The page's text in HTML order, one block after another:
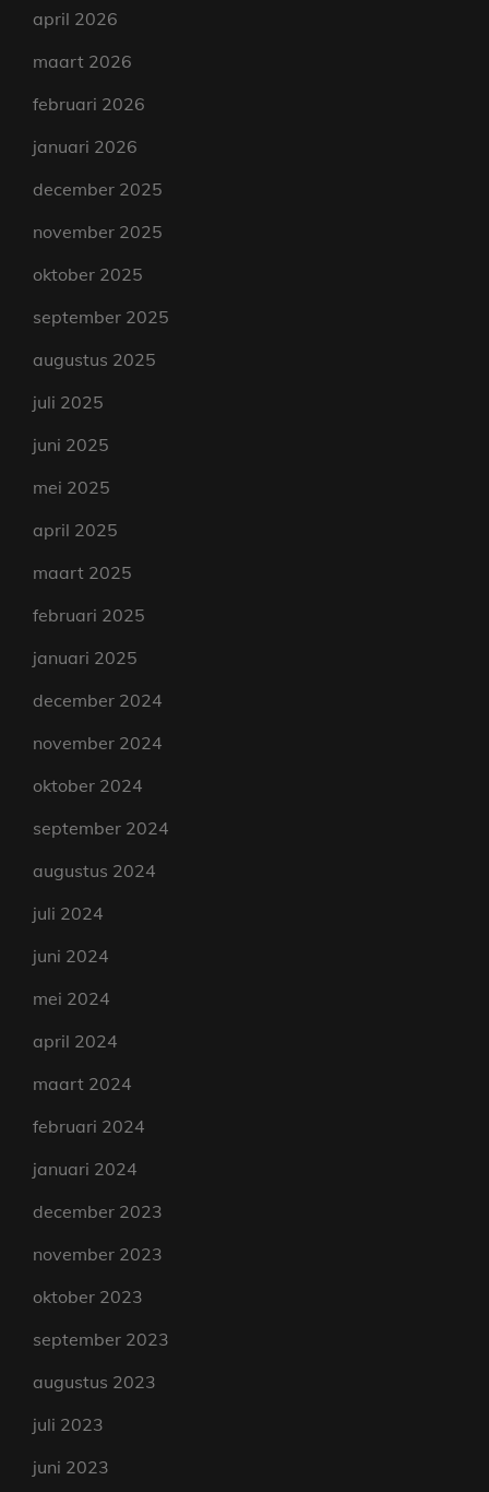
april 2026
maart 2026
februari 2026
januari 2026
december 2025
november 2025
oktober 2025
september 2025
augustus 2025
juli 2025
juni 2025
mei 2025
april 2025
maart 2025
februari 2025
januari 2025
december 2024
november 2024
oktober 2024
september 2024
augustus 2024
juli 2024
juni 2024
mei 2024
april 2024
maart 2024
februari 2024
januari 2024
december 2023
november 2023
oktober 2023
september 2023
augustus 2023
juli 2023
juni 2023